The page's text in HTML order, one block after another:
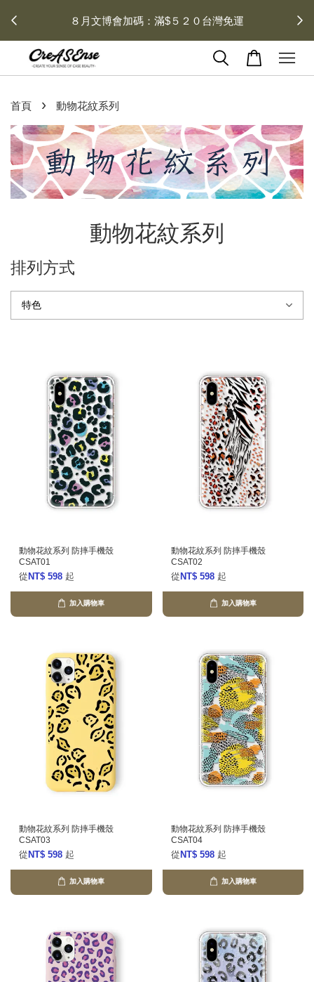
８月文博會加碼：滿$５２０台灣免運
首頁 › 動物花紋系列
動物花紋系列
排列方式
動物花紋系列 防摔手機殼
CSAT01
從NT$ 598 起
加入購物車
動物花紋系列 防摔手機殼
CSAT02
從NT$ 598 起
加入購物車
動物花紋系列 防摔手機殼
CSAT03
從NT$ 598 起
加入購物車
動物花紋系列 防摔手機殼
CSAT04
從NT$ 598 起
加入購物車